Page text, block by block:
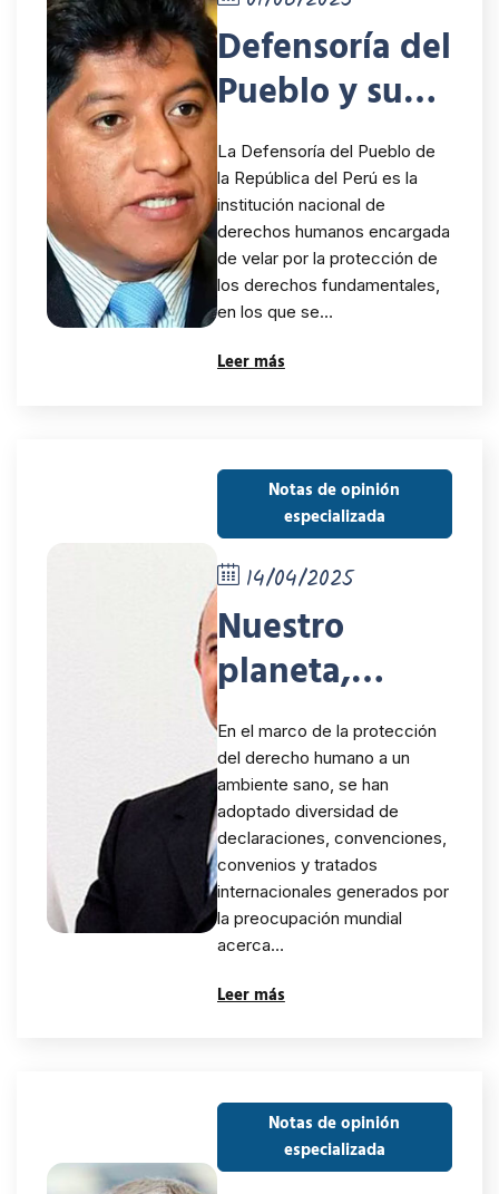
Defensoría del
Pueblo y su
labor de
supervisión
durante los
procesos
electorales:
velando por
población
peruana
La Defensoría del Pueblo de
la República del Perú es la
institución nacional de
derechos humanos encargada
de velar por la protección de
los derechos fundamentales,
en los que se…
Leer más
Notas de opinión
especializada
14/04/2025
Nuestro
planeta,
nuestra
responsabilid
ad
En el marco de la protección
del derecho humano a un
ambiente sano, se han
adoptado diversidad de
declaraciones, convenciones,
convenios y tratados
internacionales generados por
la preocupación mundial
acerca…
Leer más
Notas de opinión
especializada